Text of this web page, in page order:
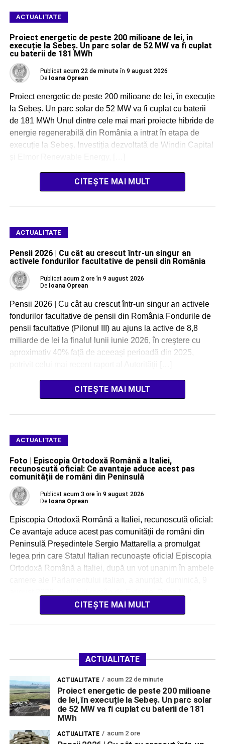
ACTUALITATE
Proiect energetic de peste 200 milioane de lei, în
execuție la Sebeș. Un parc solar de 52 MW va fi cuplat
cu baterii de 181 MWh
Publicat acum 22 de minute în 9 august 2026
De Ioana Oprean
Proiect energetic de peste 200 milioane de lei, în execuție
la Sebeș. Un parc solar de 52 MW va fi cuplat cu baterii
de 181 MWh Unul dintre cele mai mari proiecte hibride de
energie regenerabilă din România a intrat în etapa de
execuție la Sebeș. Investiția dezvoltată de Windin Capital
CITEȘTE MAI MULT
ACTUALITATE
Pensii 2026 | Cu cât au crescut într-un singur an
activele fondurilor facultative de pensii din România
Publicat acum 2 ore în 9 august 2026
De Ioana Oprean
Pensii 2026 | Cu cât au crescut într-un singur an activele
fondurilor facultative de pensii din România Fondurile de
pensii facultative (Pilonul III) au ajuns la active de 8,8
miliarde de lei la finalul lunii iunie 2026, în creştere cu
aproximativ 40% faţă de aceeaşi perioadă din 2025,
CITEȘTE MAI MULT
ACTUALITATE
Foto | Episcopia Ortodoxă Română a Italiei,
recunoscută oficial: Ce avantaje aduce acest pas
comunității de români din Peninsulă
Publicat acum 3 ore în 9 august 2026
De Ioana Oprean
Episcopia Ortodoxă Română a Italiei, recunoscută oficial:
Ce avantaje aduce acest pas comunității de români din
Peninsulă Președintele Sergio Mattarella a promulgat
legea prin care Statul Italian recunoaște oficial Episcopia
Ortodoxă Română a Italiei, după un vot unanim în ambele
CITEȘTE MAI MULT
ACTUALITATE
ACTUALITATE acum 22 de minute
Proiect energetic de peste 200 milioane
de lei, în execuție la Sebeș. Un parc solar
de 52 MW va fi cuplat cu baterii de 181
MWh
ACTUALITATE acum 2 ore